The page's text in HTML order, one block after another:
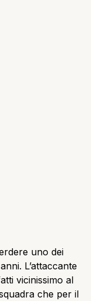
uno dei
L’attaccante
vicinissimo al
che per il